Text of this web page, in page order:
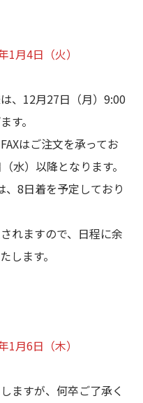
月4日（火）
、12月27日（月）9:00
す。
はご注文を承ってお
水）以降となります。
、8日着を予定しており
れますので、日程に余
します。
月6日（木）
ますが、何卒ご了承く